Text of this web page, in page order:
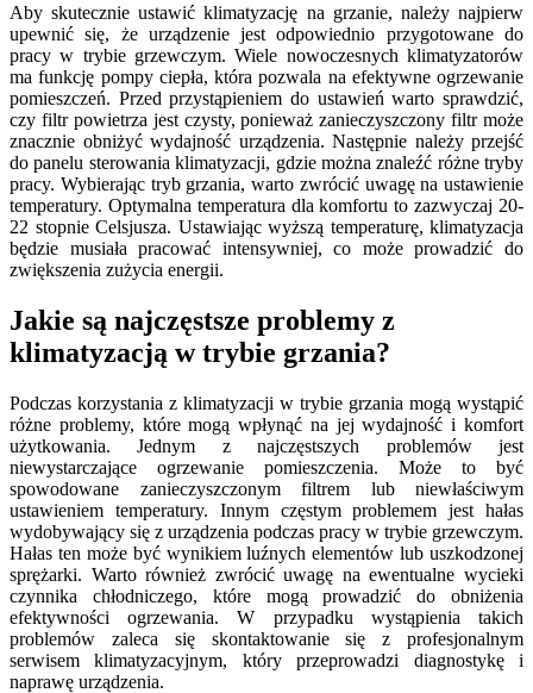
Aby skutecznie ustawić klimatyzację na grzanie, należy najpierw
upewnić się, że urządzenie jest odpowiednio przygotowane do
pracy w trybie grzewczym. Wiele nowoczesnych klimatyzatorów
ma funkcję pompy ciepła, która pozwala na efektywne ogrzewanie
pomieszczeń. Przed przystąpieniem do ustawień warto sprawdzić,
czy filtr powietrza jest czysty, ponieważ zanieczyszczony filtr może
znacznie obniżyć wydajność urządzenia. Następnie należy przejść
do panelu sterowania klimatyzacji, gdzie można znaleźć różne tryby
pracy. Wybierając tryb grzania, warto zwrócić uwagę na ustawienie
temperatury. Optymalna temperatura dla komfortu to zazwyczaj 20-
22 stopnie Celsjusza. Ustawiając wyższą temperaturę, klimatyzacja
będzie musiała pracować intensywniej, co może prowadzić do
zwiększenia zużycia energii.
Jakie są najczęstsze problemy z
klimatyzacją w trybie grzania?
Podczas korzystania z klimatyzacji w trybie grzania mogą wystąpić
różne problemy, które mogą wpłynąć na jej wydajność i komfort
użytkowania. Jednym z najczęstszych problemów jest
niewystarczające ogrzewanie pomieszczenia. Może to być
spowodowane zanieczyszczonym filtrem lub niewłaściwym
ustawieniem temperatury. Innym częstym problemem jest hałas
wydobywający się z urządzenia podczas pracy w trybie grzewczym.
Hałas ten może być wynikiem luźnych elementów lub uszkodzonej
sprężarki. Warto również zwrócić uwagę na ewentualne wycieki
czynnika chłodniczego, które mogą prowadzić do obniżenia
efektywności ogrzewania. W przypadku wystąpienia takich
problemów zaleca się skontaktowanie się z profesjonalnym
serwisem klimatyzacyjnym, który przeprowadzi diagnostykę i
naprawę urządzenia.